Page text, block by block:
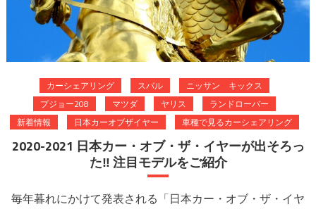
カーシェアリング スバル
ニッサン キックス
プジョー208
マツダ ヤリス
ランドローバー
新着情報
日本カーオブザイヤー 車種で見るカーシェアリング
2020-2021 日本カー・オブ・ザ・イヤーが出そろっ
た‼︎ 注目モデルをご紹介
毎年暮れにかけて発表される「日本カー・オブ・ザ・イヤ